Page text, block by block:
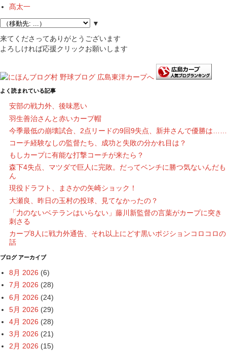
髙太一
▼
来てくださってありがとうございます
よろしければ応援クリックお願いします
よく読まれている記事
安部の戦力外、後味悪い
羽生善治さんと赤いカープ帽
今季最低の崩壊試合、2点リードの9回9失点、新井さんで優勝は……
コーチ経験なしの監督たち、成功と失敗の分かれ目は？
もしカープに有能な打撃コーチが来たら？
森下4失点、マツダで巨人に完敗。だってベンチに勝つ気ないんだも
ん
現役ドラフト、まさかの矢崎ショック！
大瀬良、昨日の玉村の投球、見てなかったの？
「力のないベテランはいらない」藤川新監督の言葉がカープに突き
刺さる
カープ8人に戦力外通告、それ以上にどす黒いポジションコロコロの
話
ブログ アーカイブ
8月 2026 (6)
7月 2026 (28)
6月 2026 (24)
5月 2026 (29)
4月 2026 (28)
3月 2026 (21)
2月 2026 (15)